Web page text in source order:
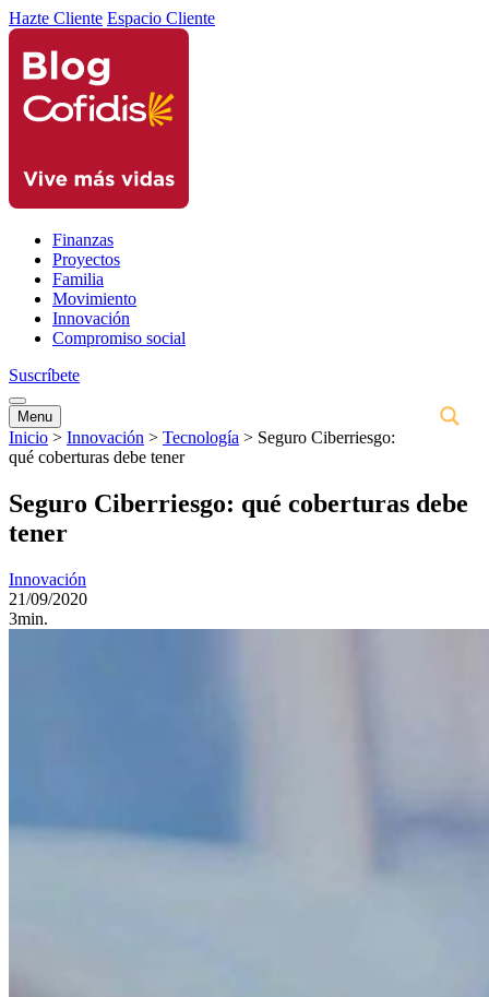
Hazte Cliente Espacio Cliente
Finanzas
Proyectos
Familia
Movimiento
Innovación
Compromiso social
Suscríbete
Menu
Inicio > Innovación > Tecnología > Seguro Ciberriesgo:
qué coberturas debe tener
Seguro Ciberriesgo: qué coberturas debe
tener
Innovación
21/09/2020
3min.